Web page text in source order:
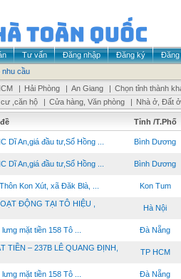
Tư vấn Đăng nhập Đăng ký
Đăng
nhu cầu
| Hải Phòng | An Giang | Chọn tỉnh thành
,căn hộ | Cửa hàng, Văn phòng | Nhà ở, Đất ở
Tỉnh /T.Phố
Dĩ An,giá đầu tư,Sổ Hồng ... Bình Dương
Dĩ An,giá đầu tư,Sổ Hồng ... Bình Dương
Kon Xút, xã Đăk Blà, ... Kon Tum
ĐỘNG TẠI TÔ HIỆU ,
Hà Nội
mặt tiền 158 Tô ... Đà Nẵng
TIỀN – 237B LÊ QUANG ĐỊNH,
TP HCM
mặt tiền 158 Tô ... Đà Nẵng